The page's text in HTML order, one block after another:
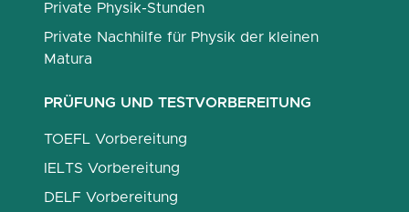
Private Physik-Stunden
Private Nachhilfe für Physik der kleinen
Matura
PRÜFUNG UND TESTVORBEREITUNG
TOEFL Vorbereitung
IELTS Vorbereitung
DELF Vorbereitung